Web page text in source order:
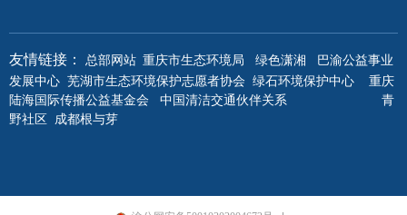
友情链接： 总部网站 重庆市生态环境局 绿色潇湘
巴渝公益事业
发展中心 芜湖市生态环境保护志愿者协会 绿石环境保护中心
重庆
陆海国际传播公益基金会
中国清洁交通伙伴关系
青
野社区 成都根与芽